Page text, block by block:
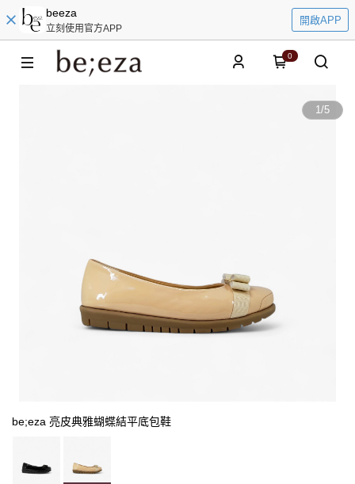
beeza
立刻使用官方APP
開啟APP
0
1/5
be;eza 亮皮典雅蝴蝶結平底包鞋